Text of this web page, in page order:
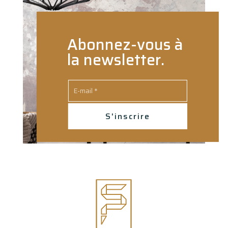
Abonnez-vous à
la newsletter.
S'inscrire